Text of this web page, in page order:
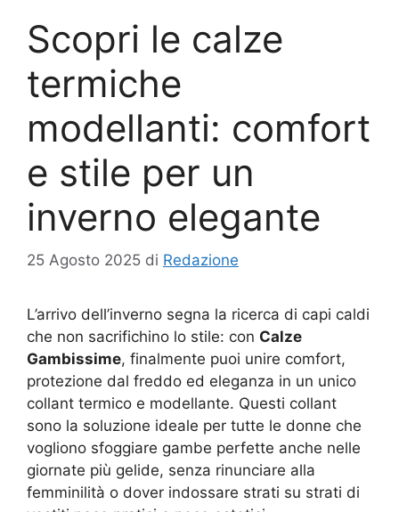
Scopri le calze
termiche
modellanti: comfort
e stile per un
inverno elegante
25 Agosto 2025 di Redazione
L’arrivo dell’inverno segna la ricerca di capi caldi
che non sacrifichino lo stile: con Calze
Gambissime, finalmente puoi unire comfort,
protezione dal freddo ed eleganza in un unico
collant termico e modellante. Questi collant
sono la soluzione ideale per tutte le donne che
vogliono sfoggiare gambe perfette anche nelle
giornate più gelide, senza rinunciare alla
femminilità o dover indossare strati su strati di